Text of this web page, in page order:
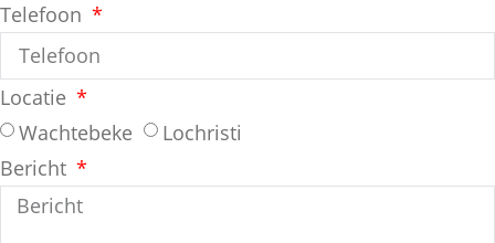
Telefoon
Locatie
Wachtebeke
Lochristi
Bericht